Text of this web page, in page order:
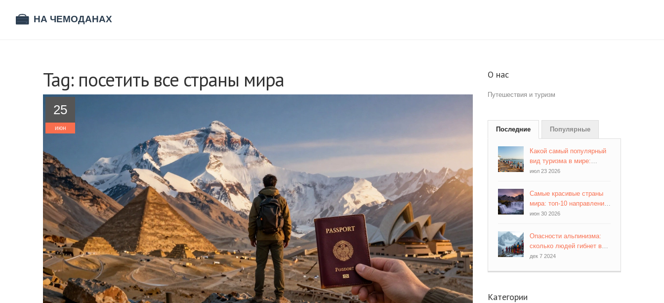
Tag: посетить все страны мира
25
июн
О нас
Путешествия и туризм
Последние Популярные
Какой самый популярный
вид туризма в мире:
статистика и тренды 2026
июл 23 2026
Самые красивые страны
мира: топ-10 направлений
для вдохновения
июн 30 2026
Опасности альпинизма:
сколько людей гибнет в
горахдек 7 2024
Категории